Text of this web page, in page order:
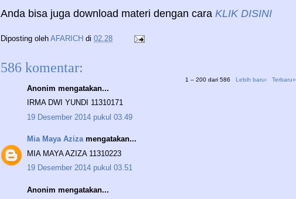
Anda bisa juga download materi dengan cara KLIK DISINI
Diposting oleh AFARICH di 02.28
586 komentar:
1 – 200 dari 586 Lebih baru› Terbaru»
Anonim mengatakan...
IRMA DWI YUNDI 11310171
19 Desember 2014 pukul 03.49
Mia Maya Azizamengatakan...
MIA MAYA AZIZA 11310223
19 Desember 2014 pukul 03.51
Anonim mengatakan...